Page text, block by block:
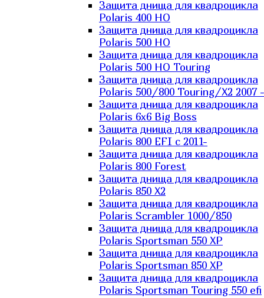
Защита днища для квадроцикла
Polaris 400 HO
Защита днища для квадроцикла
Polaris 500 HO
Защита днища для квадроцикла
Polaris 500 HO Touring
Защита днища для квадроцикла
Polaris 500/800 Touring/X2 2007 -
Защита днища для квадроцикла
Polaris 6х6 Big Boss
Защита днища для квадроцикла
Polaris 800 EFI с 2011-
Защита днища для квадроцикла
Polaris 800 Forest
Защита днища для квадроцикла
Polaris 850 X2
Защита днища для квадроцикла
Polaris Scrambler 1000/850
Защита днища для квадроцикла
Polaris Sportsman 550 XP
Защита днища для квадроцикла
Polaris Sportsman 850 XP
Защита днища для квадроцикла
Polaris Sportsman Touring 550 efi